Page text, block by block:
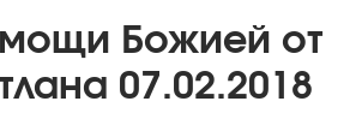
Божией от
07.02.2018